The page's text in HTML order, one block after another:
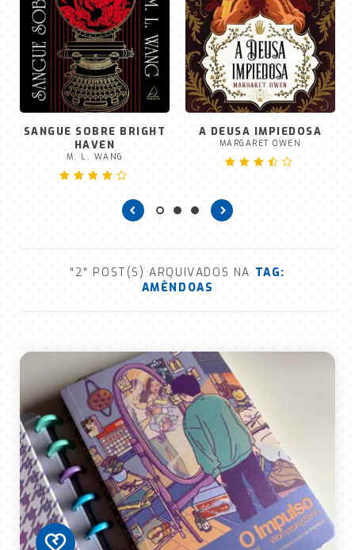
SANGUE SOBRE BRIGHT
HAVEN
M. L. WANG
A DEUSA IMPIEDOSA
MARGARET OWEN
"2" POST(S) ARQUIVADOS NA TAG:
AMÊNDOAS